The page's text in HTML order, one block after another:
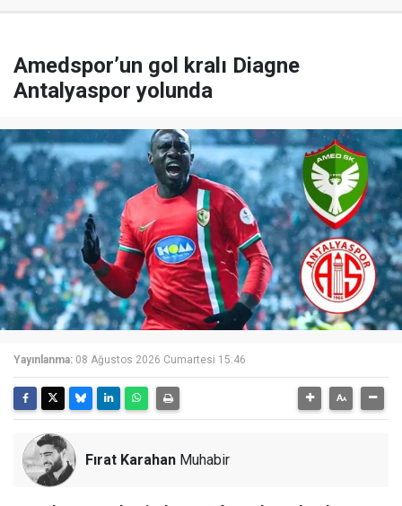
Amedspor’un gol kralı Diagne
Antalyaspor yolunda
Yayınlanma: 08 Ağustos 2026 Cumartesi 15:46
Fırat Karahan Muhabir